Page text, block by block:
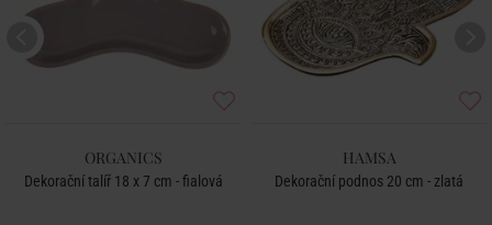
ORGANICS
Dekorační talíř 18 x 7 cm - fialová
HAMSA
Dekorační podnos 20 cm - zlatá